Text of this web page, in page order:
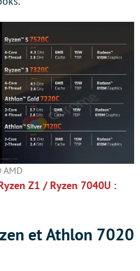
AMD
Z1 / Ryzen 7040U :
et Athlon 7020